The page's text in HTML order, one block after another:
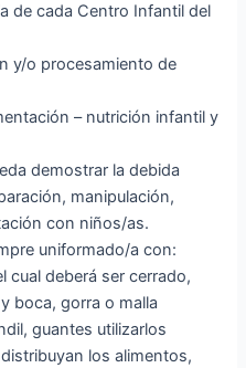
de cada Centro Infantil del
y/o procesamiento de
– nutrición infantil y
demostrar la debida
manipulación,
con niños/as.
uniformado/a con:
cual deberá ser cerrado,
boca, gorra o malla
guantes utilizarlos
los alimentos,